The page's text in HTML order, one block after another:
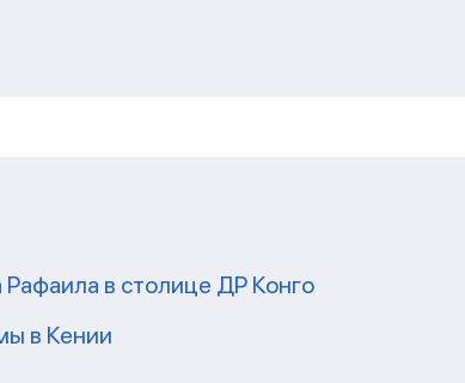
в столице ДР Конго
в Кении